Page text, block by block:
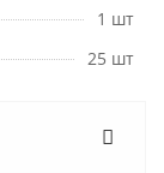
1 шт
25 шт